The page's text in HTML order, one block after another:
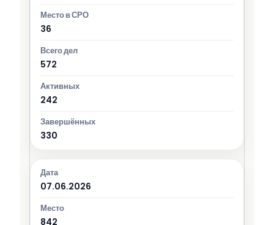
36
572
242
330
07.06.2026
842